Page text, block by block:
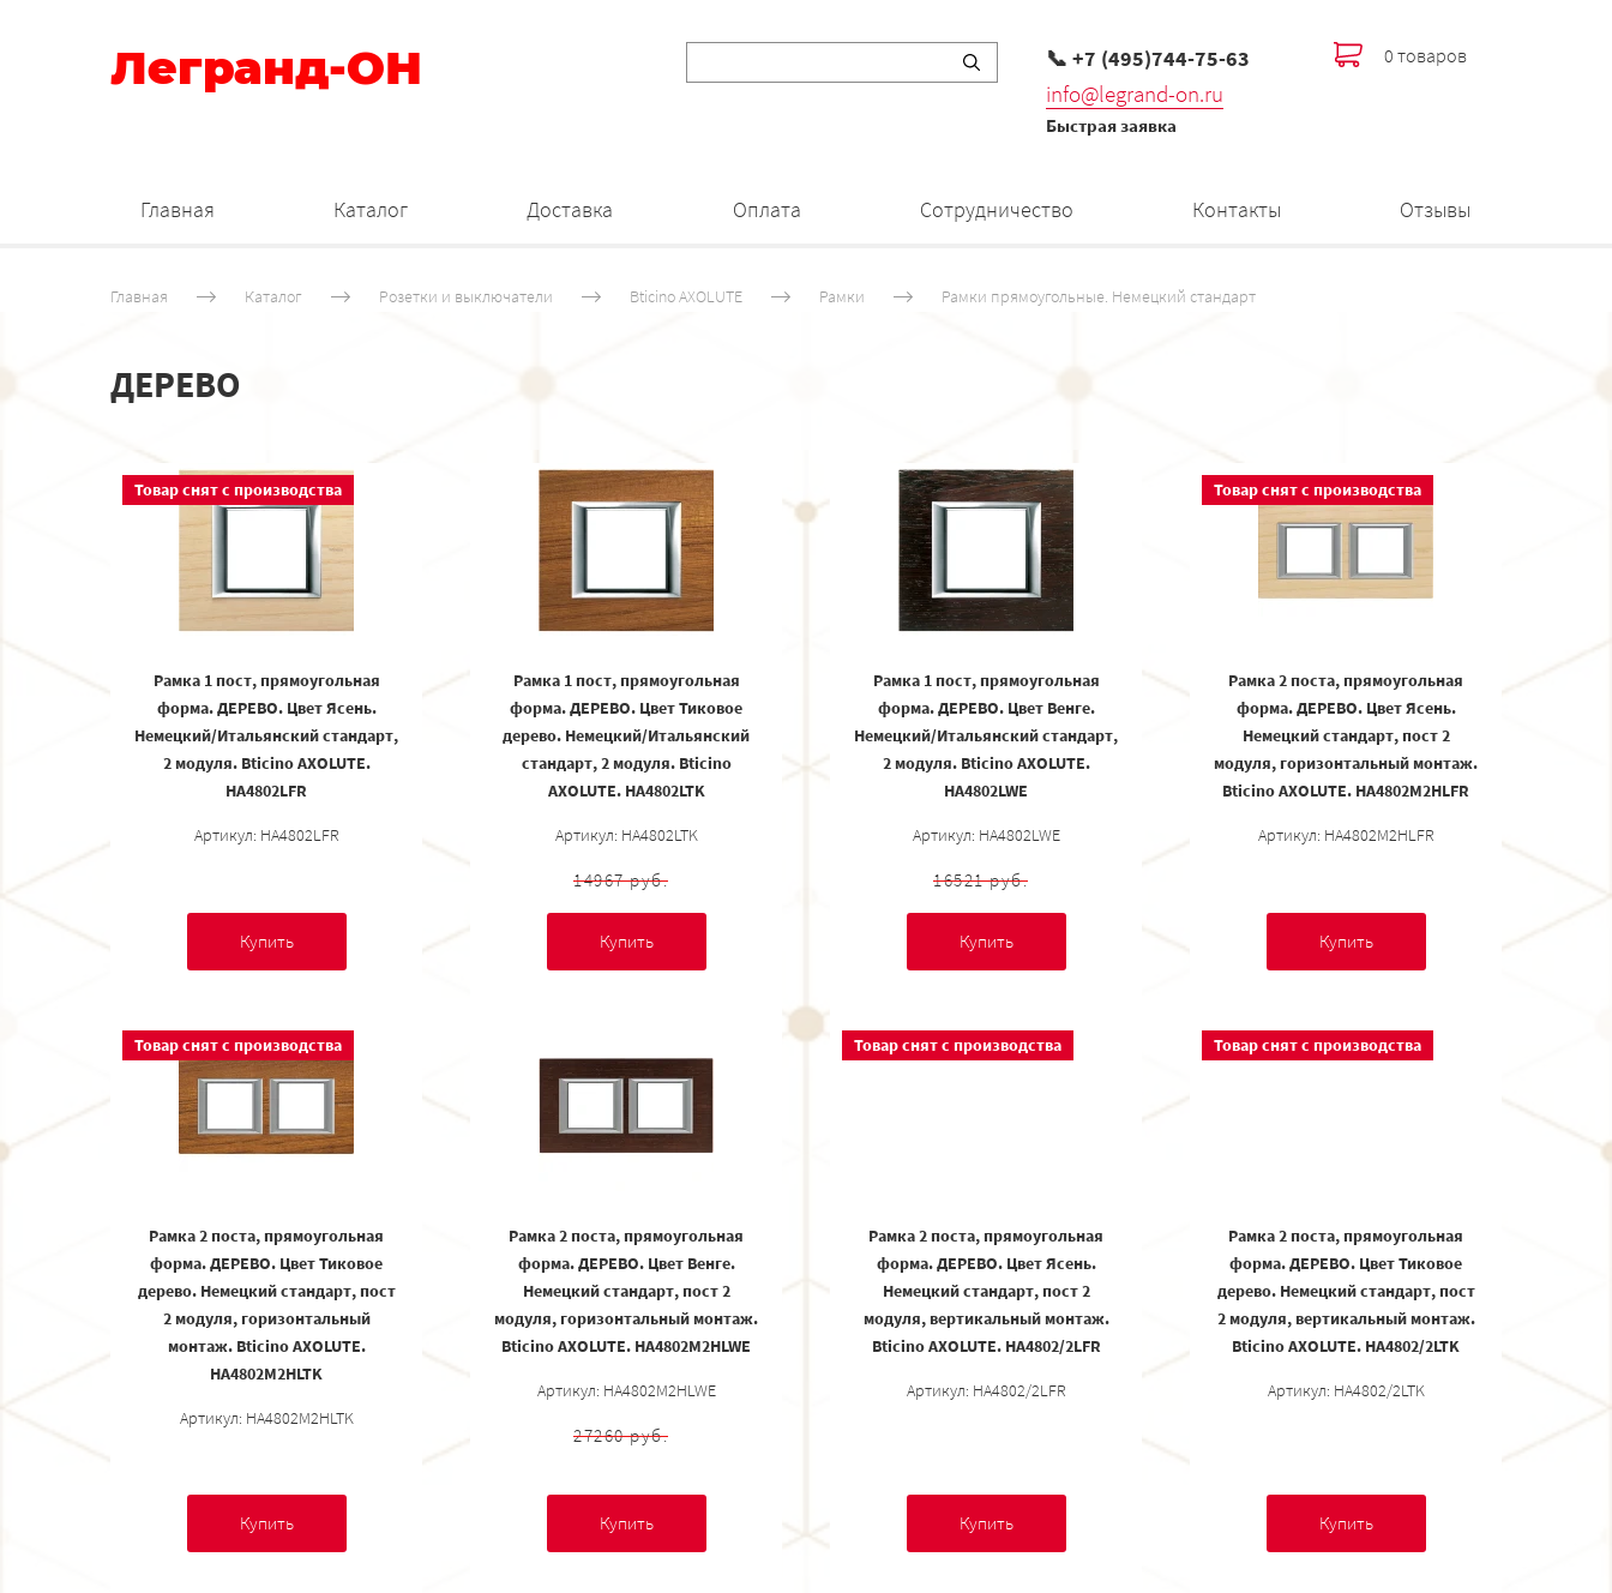
Легранд-ОН 📞 +7 (495)744-75-63
info@legrand-on.ru
Быстрая заявка
0 товаров
Главная Каталог Доставка Оплата Сотрудничество Контакты Отзывы
Главная Каталог Розетки и выключатели Bticino AXOLUTE Рамки Рамки прямоугольные. Немецкий стандарт
ДЕРЕВО
Товар снят с производства
Рамка 1 пост, прямоугольная
форма. ДЕРЕВО. Цвет Ясень.
Немецкий/Итальянский стандарт,
2 модуля. Bticino AXOLUTE.
HA4802LFR
Артикул: HA4802LFR
Купить
Рамка 1 пост, прямоугольная
форма. ДЕРЕВО. Цвет Тиковое
дерево. Немецкий/Итальянский
стандарт, 2 модуля. Bticino
AXOLUTE. HA4802LTK
Артикул: HA4802LTK
14967 руб.
Купить
Рамка 1 пост, прямоугольная
форма. ДЕРЕВО. Цвет Венге.
Немецкий/Итальянский стандарт,
2 модуля. Bticino AXOLUTE.
HA4802LWE
Артикул: HA4802LWE
16521 руб.
Купить
Товар снят с производства
Рамка 2 поста, прямоугольная
форма. ДЕРЕВО. Цвет Ясень.
Немецкий стандарт, пост 2
модуля, горизонтальный монтаж.
Bticino AXOLUTE. HA4802M2HLFR
Артикул: HA4802M2HLFR
Купить
Товар снят с производства
Рамка 2 поста, прямоугольная
форма. ДЕРЕВО. Цвет Тиковое
дерево. Немецкий стандарт, пост
2 модуля, горизонтальный
монтаж. Bticino AXOLUTE.
HA4802M2HLTK
Артикул: HA4802M2HLTK
Купить
Рамка 2 поста, прямоугольная
форма. ДЕРЕВО. Цвет Венге.
Немецкий стандарт, пост 2
модуля, горизонтальный монтаж.
Bticino AXOLUTE. HA4802M2HLWE
Артикул: HA4802M2HLWE
27260 руб.
Купить
Товар снят с производства
Рамка 2 поста, прямоугольная
форма. ДЕРЕВО. Цвет Ясень.
Немецкий стандарт, пост 2
модуля, вертикальный монтаж.
Bticino AXOLUTE. HA4802/2LFR
Артикул: HA4802/2LFR
Купить
Товар снят с производства
Рамка 2 поста, прямоугольная
форма. ДЕРЕВО. Цвет Тиковое
дерево. Немецкий стандарт, пост
2 модуля, вертикальный монтаж.
Bticino AXOLUTE. HA4802/2LTK
Артикул: HA4802/2LTK
Купить